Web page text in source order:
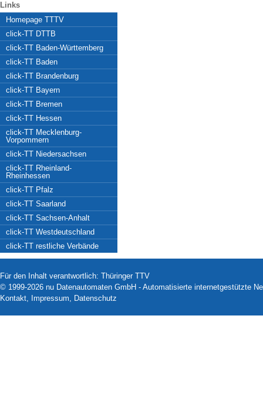
Links
Homepage TTTV
click-TT DTTB
click-TT Baden-Württemberg
click-TT Baden
click-TT Brandenburg
click-TT Bayern
click-TT Bremen
click-TT Hessen
click-TT Mecklenburg-
Vorpommern
click-TT Niedersachsen
click-TT Rheinland-
Rheinhessen
click-TT Pfalz
click-TT Saarland
click-TT Sachsen-Anhalt
click-TT Westdeutschland
click-TT restliche Verbände
Für den Inhalt verantwortlich: Thüringer TTV
© 1999-2026 nu Datenautomaten GmbH - Automatisierte internetgestützte
Kontakt, Impressum, Datenschutz